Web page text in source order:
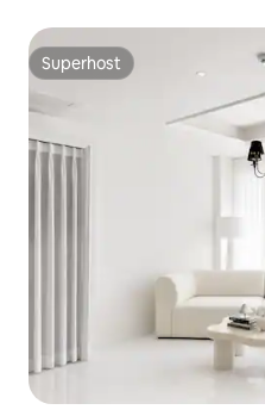
Superhost
Superhost